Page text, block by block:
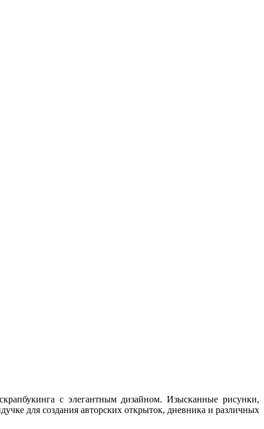
с элегантным дизайном. Изысканные рисунки,
для создания авторских открыток, дневника и различных